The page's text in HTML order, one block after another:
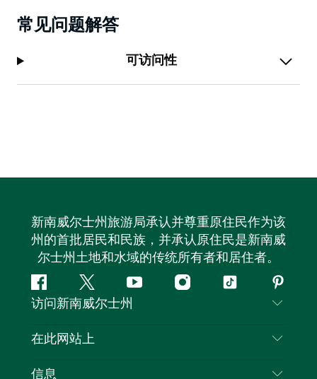
常见问题解答
可访问性
新南威尔士州旅游局承认并尊重原住民作为该
州的首批居民和民族，并承认原住民是新南威
尔士州土地和水域的传统所有者和居住者。
Facebook叽
叽
喳
YouTubeInstagram
抖
访问新南威尔士州
联系我们
在此网站上
目的地
信息